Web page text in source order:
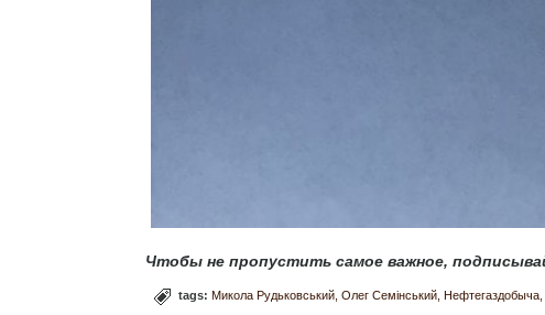
Чтобы не пропустить самое важное,
tags: Микола Рудьковський Олег Семінський Нефтегаздобыча